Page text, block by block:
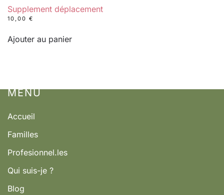
Supplement déplacement
10,00 €
Ajouter au panier
MENÚ
Accueil
Familles
Profesionnel.les
Qui suis-je ?
Blog